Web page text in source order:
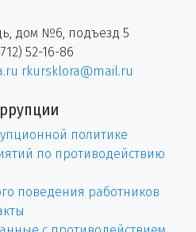
дом №6, подъезд 5
52-16-86
rkursklora@mail.ru
политике
по противодействию
поведения работников